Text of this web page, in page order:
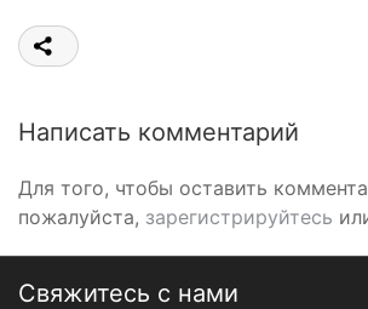
Написать комментарий
Для того, чтобы оставить
пожалуйста, зарегистрируйтесь
Свяжитесь с нами